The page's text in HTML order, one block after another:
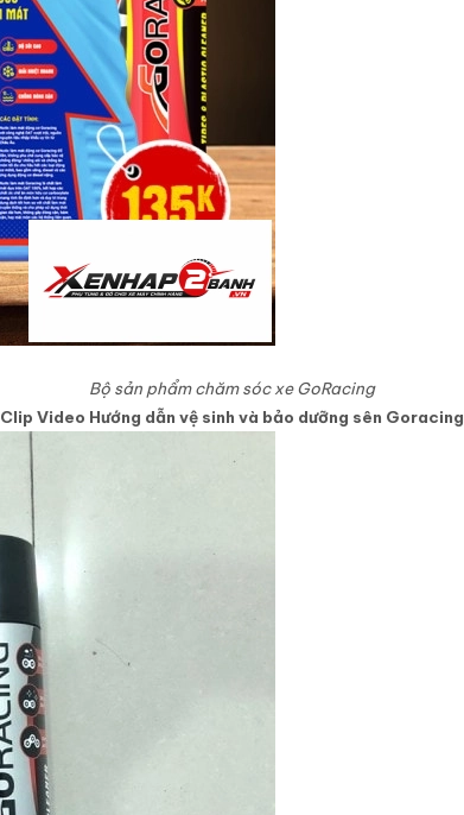
Bộ sản phẩm chăm sóc xe GoRacing
Clip Video Hướng dẫn vệ sinh và bảo dưỡng sên Goracing